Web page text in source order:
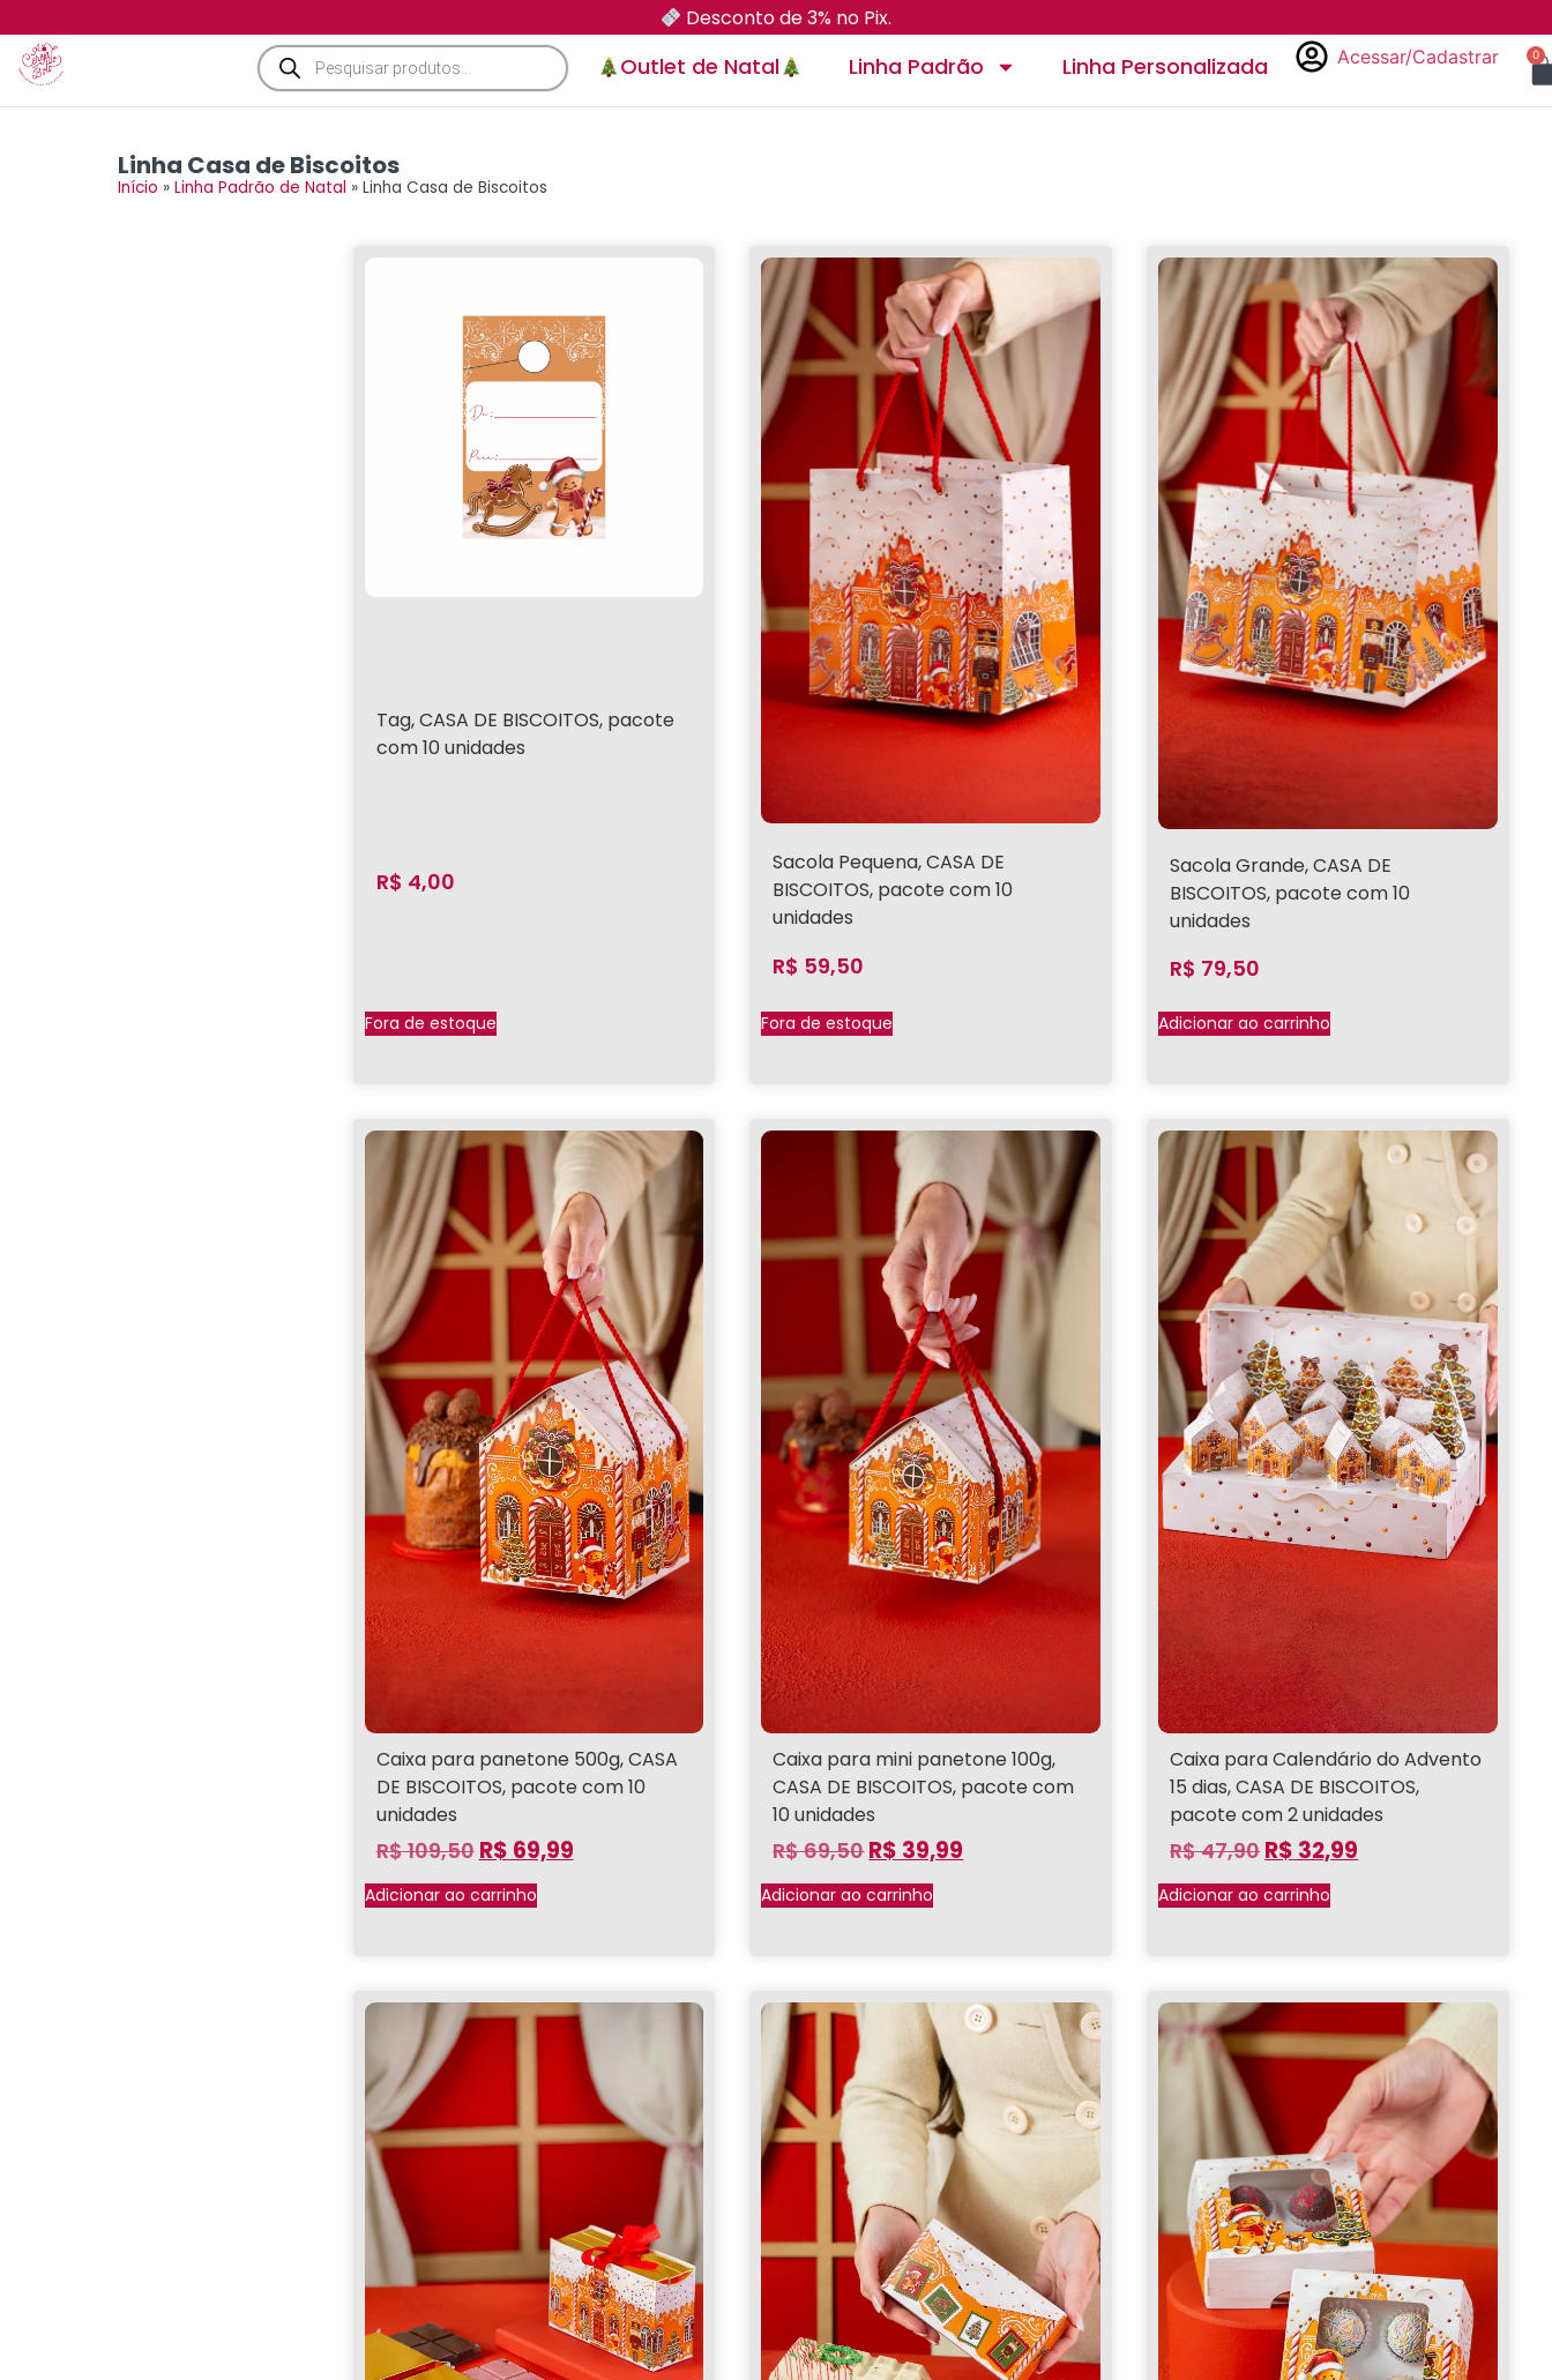
Desconto de 3% no Pix.
Outlet de Natal Linha Padrão Linha Personalizada Acessar/Cadastrar 0
Linha Casa de Biscoitos
Início » Linha Padrão de Natal » Linha Casa de Biscoitos
Tag, CASA DE BISCOITOS, pacote
com 10 unidades
R$ 4,00
Fora de estoque
Sacola Pequena, CASA DE
BISCOITOS, pacote com 10
unidades
R$ 59,50
Fora de estoque
Sacola Grande, CASA DE
BISCOITOS, pacote com 10
unidades
R$ 79,50
Adicionar ao carrinho
Caixa para panetone 500g, CASA
DE BISCOITOS, pacote com 10
unidades
R$109,50 R$ 69,99
Adicionar ao carrinho
Caixa para mini panetone 100g,
CASA DE BISCOITOS, pacote com
10 unidades
R$69,50R$ 39,99
Adicionar ao carrinho
Caixa para Calendário do Advento
15 dias, CASA DE BISCOITOS,
pacote com 2 unidades
R$47,90R$ 32,99
Adicionar ao carrinho